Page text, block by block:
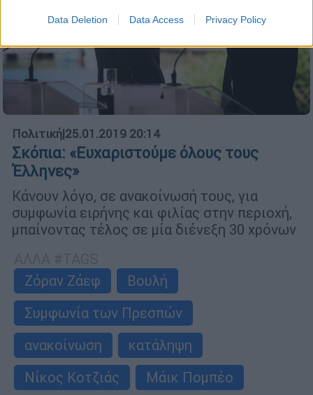
Data Deletion Data Access Privacy Policy
Πολιτική|25.01.2019 20:14
Σκόπια: «Ευχαριστούμε όλους τους
Έλληνες»
Κάνουν λόγο, σε ανακοίνωσή τους, για
συμφωνία ειρήνης και φιλίας στην περιοχή,
μπαίνοντας τέλος σε μία διένεξη 30 χρόνων
Ζόραν Ζάεφ
Βουλή
Συμφωνία των Πρεσπών
ανακοίνωση
κατάληψη
Νίκος Κοτζιάς
Μάικ Πομπέο